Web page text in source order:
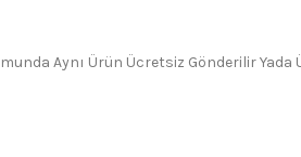
Aynı Ürün Ücretsiz Gönderilir Yada